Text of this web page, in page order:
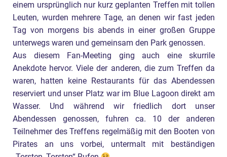
einem ursprünglich nur kurz geplanten Treffen mit tollen
Leuten, wurden mehrere Tage, an denen wir fast jeden
Tag von morgens bis abends in einer großen Gruppe
unterwegs waren und gemeinsam den Park genossen.
Aus diesem Fan-Meeting ging auch eine skurrile
Anekdote hervor. Viele der anderen, die zum Treffen da
waren, hatten keine Restaurants für das Abendessen
reserviert und unser Platz war im Blue Lagoon direkt am
Wasser. Und während wir friedlich dort unser
Abendessen genossen, fuhren ca. 10 der anderen
Teilnehmer des Treffens regelmäßig mit den Booten von
Pirates an uns vorbei, untermalt mit beständigen